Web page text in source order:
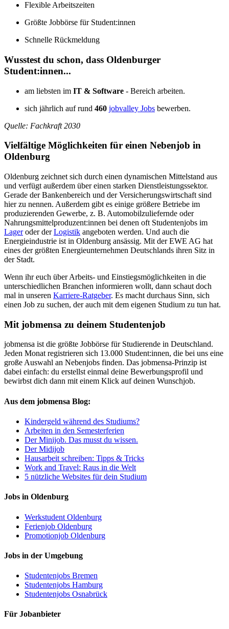
Flexible Arbeitszeiten
Größte Jobbörse für Student:innen
Schnelle Rückmeldung
Wusstest du schon, dass Oldenburger
Student:innen...
am liebsten im IT & Software - Bereich arbeiten.
sich jährlich auf rund 460 jobvalley Jobs bewerben.
Quelle: Fachkraft 2030
Vielfältige Möglichkeiten für einen Nebenjob in
Oldenburg
Oldenburg zeichnet sich durch einen dynamischen Mittelstand aus
und verfügt außerdem über einen starken Dienstleistungssektor.
Gerade der Bankenbereich und der Versicherungswirtschaft sind
hier zu nennen. Außerdem gibt es einige größere Betriebe im
produzierenden Gewerbe, z. B. Automobilzuliefernde oder
Nahrungsmittelproduzent:innen bei denen oft Studentenjobs im
Lageroder derLogistik angeboten werden. Und auch die
Energieindustrie ist in Oldenburg ansässig. Mit der EWE AG hat
eines der größten Energieunternehmen Deutschlands ihren Sitz in
der Stadt.
Wenn ihr euch über Arbeits- und Einstiegsmöglichkeiten in die
unterschiedlichen Branchen informieren wollt, dann schaut doch
mal in unseren Karriere-Ratgeber. Es macht durchaus Sinn, sich
einen Job zu suchen, der auch mit dem eigenen Studium zu tun hat.
Mit jobmensa zu deinem Studentenjob
jobmensa ist die größte Jobbörse für Studierende in Deutschland.
Jeden Monat registrieren sich 13.000 Student:innen, die bei uns eine
große Auswahl an Nebenjobs finden. Das jobmensa-Prinzip ist
dabei einfach: du erstellst einmal deine Bewerbungsprofil und
bewirbst dich dann mit einem Klick auf deinen Wunschjob.
Aus dem jobmensa Blog:
Kindergeld während des Studiums?
Arbeiten in den Semesterferien
Der Minijob. Das musst du wissen.
Der Midijob
Hausarbeit schreiben: Tipps & Tricks
Work and Travel: Raus in die Welt
5 nützliche Websites für dein Studium
Jobs in Oldenburg
Werkstudent Oldenburg
Ferienjob Oldenburg
Promotionjob Oldenburg
Jobs in der Umgebung
Studentenjobs Bremen
Studentenjobs Hamburg
Studentenjobs Osnabrück
Für Jobanbieter